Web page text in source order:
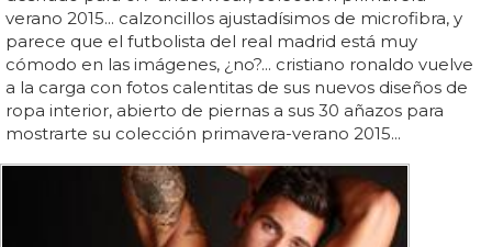
verano 2015... calzoncillos ajustadísimos de microfibra, y
parece que el futbolista del real madrid está muy
cómodo en las imágenes, ¿no?... cristiano ronaldo vuelve
a la carga con fotos calentitas de sus nuevos diseños de
ropa interior, abierto de piernas a sus 30 añazos para
mostrarte su colección primavera-verano 2015...